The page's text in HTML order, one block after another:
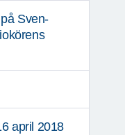
Sven-
april 2018